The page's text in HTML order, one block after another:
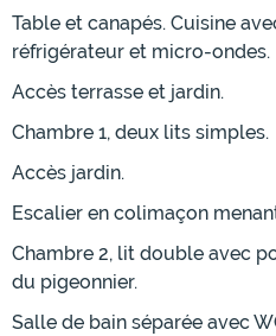
Table et canapés. Cuisine
réfrigérateur et micro-ondes.
Accès terrasse et jardin.
Chambre 1, deux lits simples.
Accès jardin.
Escalier en colimaçon
Chambre 2, lit double avec
du pigeonnier.
Salle de bain séparée avec